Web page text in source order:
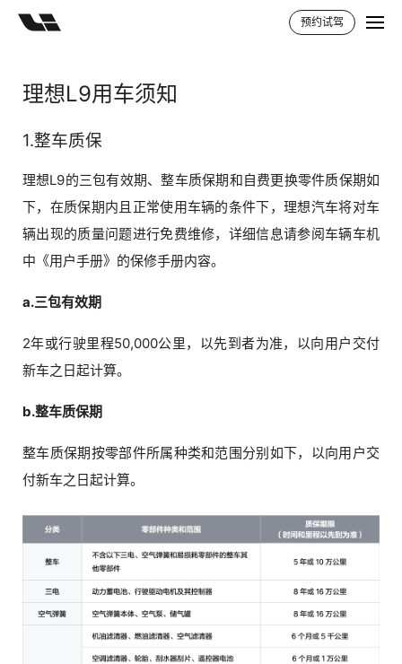
预约试驾
理想L9用车须知
1.整车质保
理想L9的三包有效期、整车质保期和自费更换零件质保期如
下，在质保期内且正常使用车辆的条件下，理想汽车将对车
辆出现的质量问题进行免费维修，详细信息请参阅车辆车机
中《用户手册》的保修手册内容。
a.三包有效期
2年或行驶里程50,000公里，以先到者为准，以向用户交付
新车之日起计算。
b.整车质保期
整车质保期按零部件所属种类和范围分别如下，以向用户交
付新车之日起计算。